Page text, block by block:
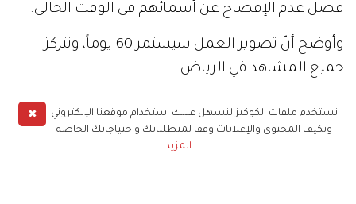
فضّل عدم الإفصاح عن أسمائهم في الوقت الحالي.
وأوضح أنّ تصوير العمل سيستمر 60 يوماً، وتتركز
جميع المشاهد في الرياض.
شيماء سبت مشاهير ✖
نستخدم ملفات الكوكيز لنسهل عليك استخدام موقعنا الإلكتروني
ونكيف المحتوى والإعلانات وفقا لمتطلباتك واحتياجاتك الخاصة
المزيد